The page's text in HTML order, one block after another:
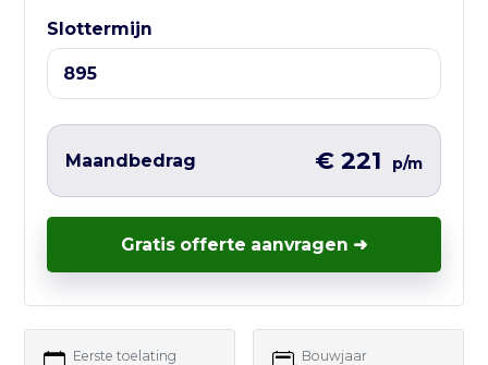
Liever direct contact?
Vul hieronder het korte formulier in en
wij nemen zo snel mogelijk contact met
Uw naam
E-mailadres
Slottermijn
Maandbedrag € 221 p/m
Gratis offerte aanvragen ➜
Eerste toelating Bouwjaar